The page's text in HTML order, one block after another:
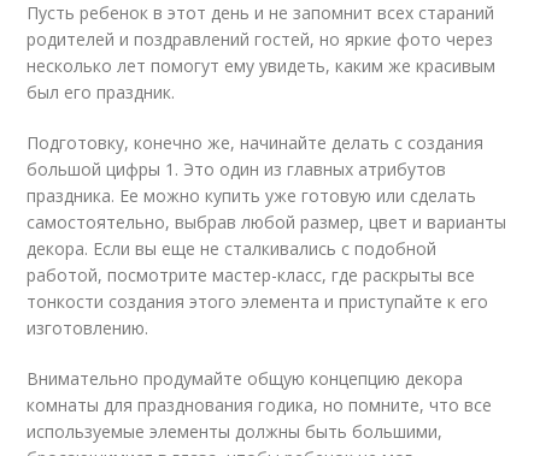
Пусть ребенок в этот день и не запомнит всех стараний
родителей и поздравлений гостей, но яркие фото через
несколько лет помогут ему увидеть, каким же красивым
был его праздник.
Подготовку, конечно же, начинайте делать с создания
большой цифры 1. Это один из главных атрибутов
праздника. Ее можно купить уже готовую или сделать
самостоятельно, выбрав любой размер, цвет и варианты
декора. Если вы еще не сталкивались с подобной
работой, посмотрите мастер-класс, где раскрыты все
тонкости создания этого элемента и приступайте к его
изготовлению.
Внимательно продумайте общую концепцию декора
комнаты для празднования годика, но помните, что все
используемые элементы должны быть большими,